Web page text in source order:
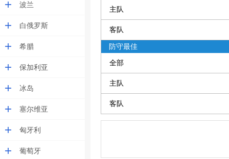
波兰
白俄罗斯
希腊
保加利亚
冰岛
塞尔维亚
匈牙利
葡萄牙
主队
客队
防守最佳
全部
主队
客队